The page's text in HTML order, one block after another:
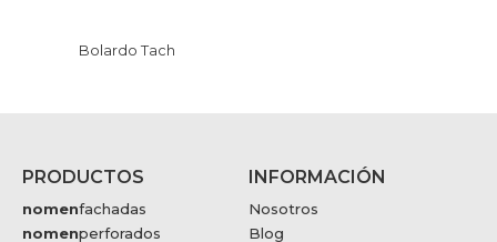
Bolardo Tach
PRODUCTOS
nomenfachadas
nomenperforados
INFORMACIÓN
Nosotros
Blog